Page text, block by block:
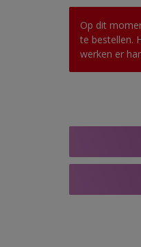
Op dit
te bestellen.
werken er